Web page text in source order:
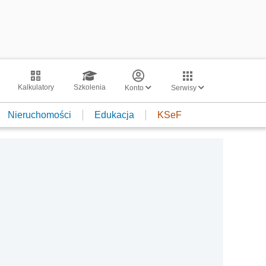
Kalkulatory Szkolenia Konto Serwisy
Nieruchomości Edukacja KSeF